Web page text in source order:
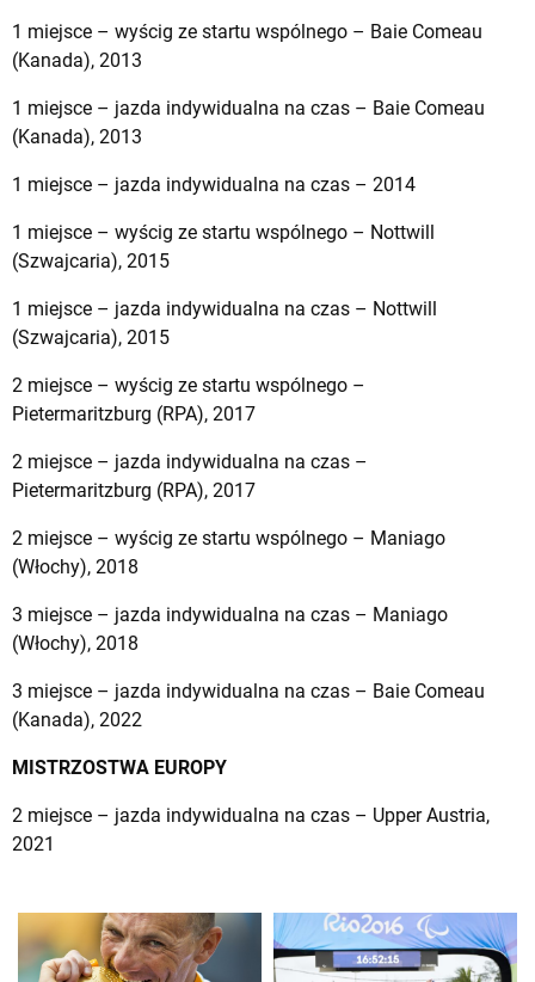
1 miejsce – wyścig ze startu wspólnego – Baie Comeau
(Kanada), 2013
1 miejsce – jazda indywidualna na czas – Baie Comeau
(Kanada), 2013
1 miejsce – jazda indywidualna na czas – 2014
1 miejsce – wyścig ze startu wspólnego – Nottwill
(Szwajcaria), 2015
1 miejsce – jazda indywidualna na czas – Nottwill
(Szwajcaria), 2015
2 miejsce – wyścig ze startu wspólnego –
Pietermaritzburg (RPA), 2017
2 miejsce – jazda indywidualna na czas –
Pietermaritzburg (RPA), 2017
2 miejsce – wyścig ze startu wspólnego – Maniago
(Włochy), 2018
3 miejsce – jazda indywidualna na czas – Maniago
(Włochy), 2018
3 miejsce – jazda indywidualna na czas – Baie Comeau
(Kanada), 2022
MISTRZOSTWA EUROPY
2 miejsce – jazda indywidualna na czas – Upper Austria,
2021